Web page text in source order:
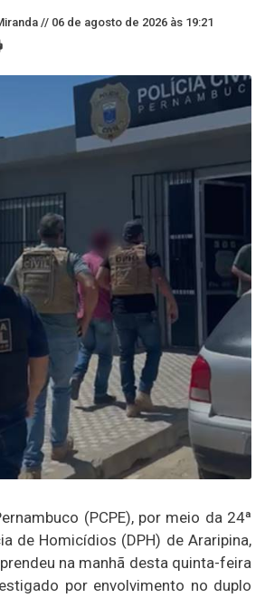
// 06 de agosto de 2026 às 19:21
(PCPE), por meio da 24ª
de Homicídios (DPH) de Araripina,
na manhã desta quinta-feira
por envolvimento no duplo